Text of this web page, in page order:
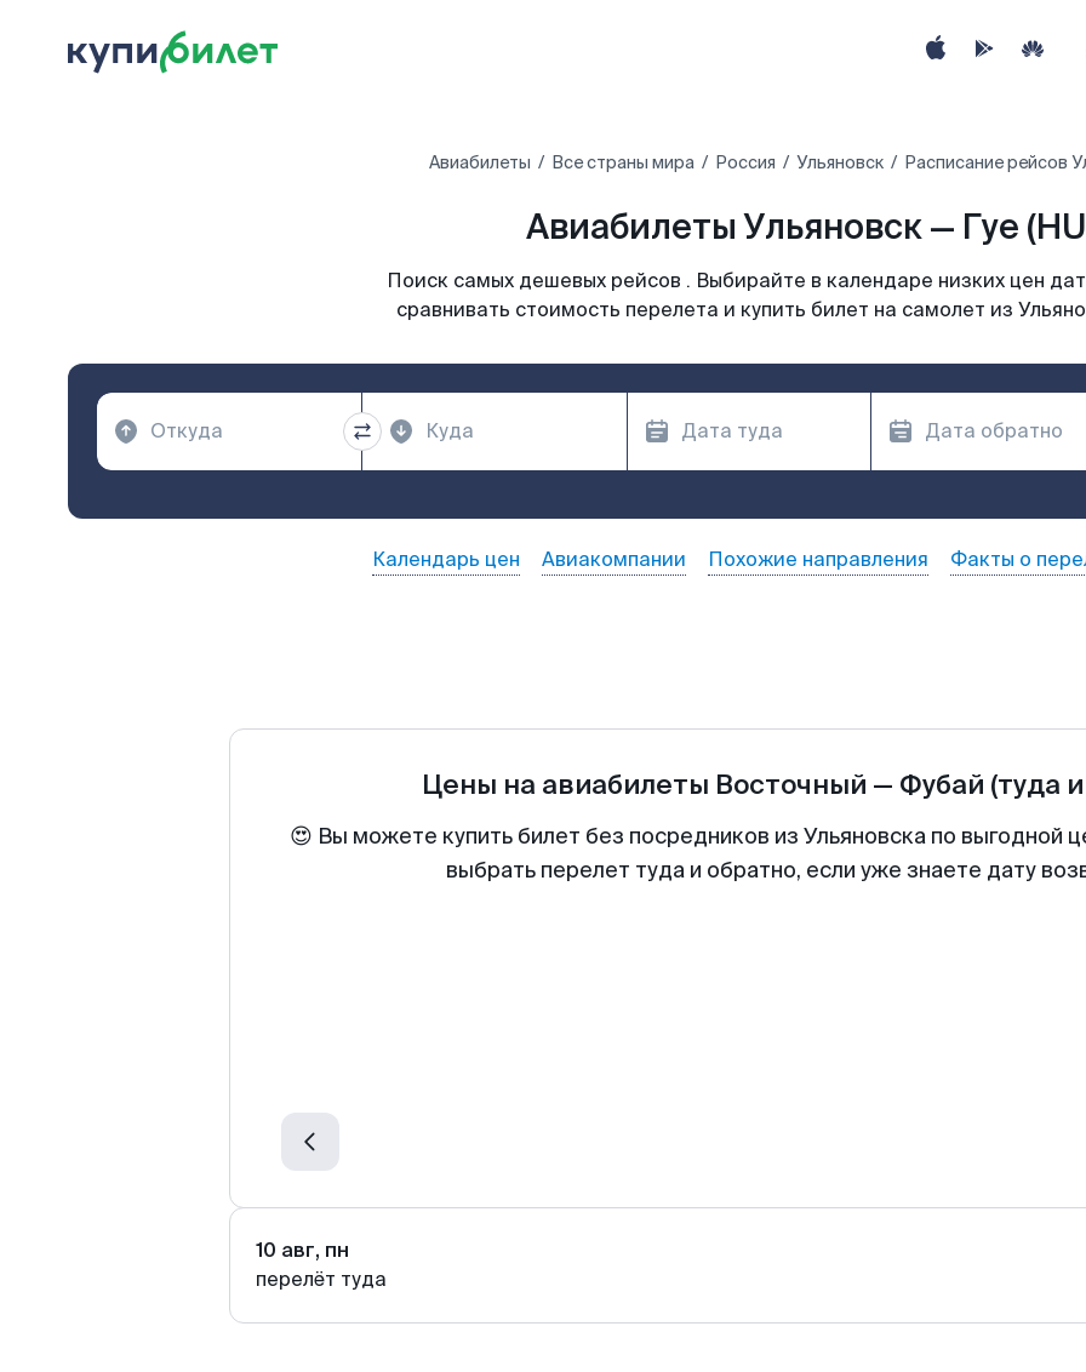
Авиабилеты Все страны мира Россия Ульяновск Расписание рейсов
Авиабилеты Ульяновск — Гуе
Поиск самых дешевых рейсов . Выбирайте в календаре низких цен
сравнивать стоимость перелета и купить билет на самолет из
Календарь цен Авиакомпании Похожие направления Факты о
Цены на авиабилеты Восточный — Фубай (туда
😍 Вы можете купить билет без посредников из Ульяновска по выгодной
выбрать перелет туда и обратно, если уже знаете дату
10 авг, пн
перелёт туда